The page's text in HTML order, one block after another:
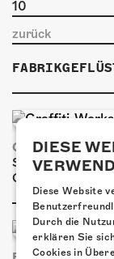
zurück
GRAFFITI-
Spray dein
Graffiti-
DIESE
Diese Website
Durch die
erklären Sie
Cookies in